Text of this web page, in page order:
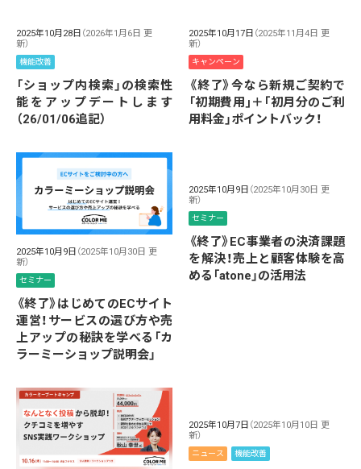
2025年10月28日 （2026年1月6日 更
新）
機能改善
「ショップ内検索」の検索性
能をアップデートします
（26/01/06追記）
2025年10月17日 （2025年11月4日 更
新）
キャンペーン
《終了》今なら新規ご契約で
「初期費用｣＋｢初月分のご利
用料金」ポイントバック！
2025年10月9日 （2025年10月30日 更
新）
セミナー
《終了》はじめてのECサイト
運営！サービスの選び方や売
上アップの秘訣を学べる「カ
ラーミーショップ説明会」
2025年10月9日 （2025年10月30日 更
新）
セミナー
《終了》EC事業者の決済課題
を解決！売上と顧客体験を高
める「atone」の活用法
2025年10月7日 （2025年10月10日 更
新）
ニュース 機能改善